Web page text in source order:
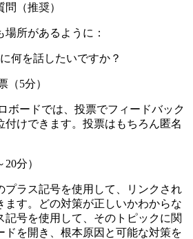
（推奨）
所があるように：
何を話したいですか？
（5分）
ボードでは、投票でフィードバック
付けできます。投票はもちろん匿名
分）
プラス記号を使用して、リンクされ
ます。どの対策が正しいかわからな
記号を使用して、そのトピックに関
ドを開き、根本原因と可能な対策を